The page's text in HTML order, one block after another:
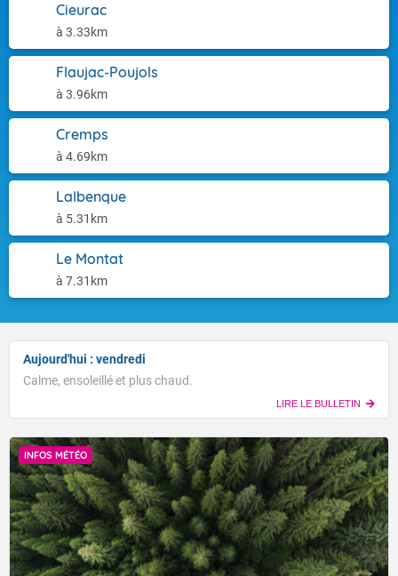
Cieurac
à 3.33km
Flaujac-Poujols
à 3.96km
Cremps
à 4.69km
Lalbenque
à 5.31km
Le Montat
à 7.31km
Aujourd'hui : vendredi
Calme, ensoleillé et plus chaud.
LIRE LE BULLETIN
INFOS MÉTÉO